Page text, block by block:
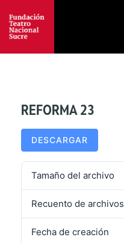
REFORMA 23
DESCARGAR
Tamaño del archivo
Recuento de archivos
Fecha de creación